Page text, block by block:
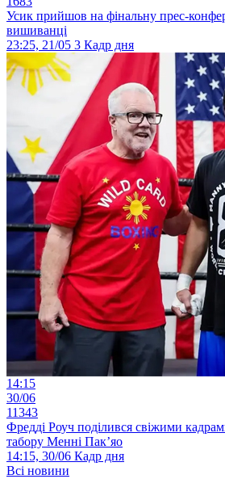
Усик прийшов на фінальну прес-
вишиванці
23:25, 21/05 3 Кадр дня
14:15
30/06
11343
Фредді Роуч поділився свіжими
табору Менні Пак’яо
14:15, 30/06 Кадр дня
Всі новини